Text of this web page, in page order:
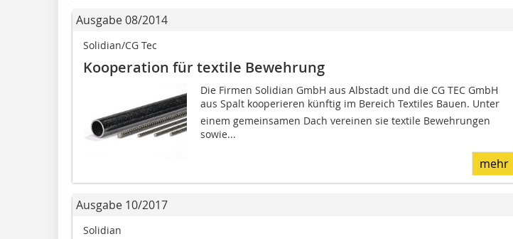
Ausgabe 08/2014
Solidian/CG Tec
Kooperation für textile Bewehrung
Die Firmen Solidian GmbH aus Albstadt und die CG TEC GmbH
aus Spalt kooperieren künftig im Bereich Textiles Bauen. Unter
einem gemeinsamen Dach vereinen sie textile Bewehrungen
sowie...
mehr
Ausgabe 10/2017
Solidian